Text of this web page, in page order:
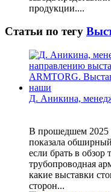
продукции....
Статьи по тегу
Д. Аникина,
В прошедшем 2025
показала
если брать в обзор
трубопроводная
какие выставки
сторон...